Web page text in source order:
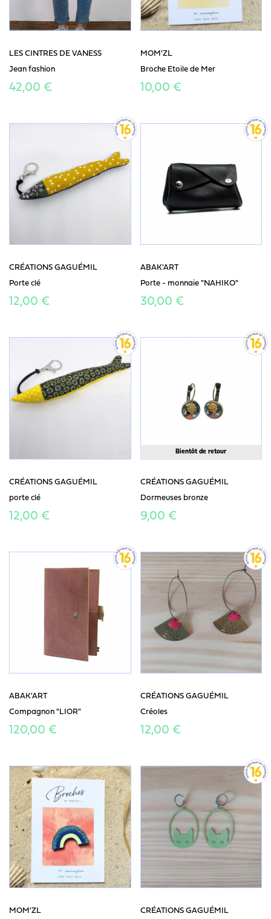
LES CINTRES DE VANESS
Jean fashion
42,00 €
MOM'ZL
Broche Etoile de Mer
10,00 €
CRÉATIONS GAGUÉMIL
Porte clé
12,00 €
ABAK'ART
Porte - monnaie "NAHIKO"
30,00 €
CRÉATIONS GAGUÉMIL
porte clé
12,00 €
Bientôt de retour
CRÉATIONS GAGUÉMIL
Dormeuses bronze
9,00 €
ABAK'ART
Compagnon "LIOR"
120,00 €
CRÉATIONS GAGUÉMIL
Créoles
12,00 €
MOM'ZL
CRÉATIONS GAGUÉMIL